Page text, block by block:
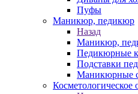
Пуфы
Маникюр, педикюр
Назад
Маникюр,
Педикюрные
Подставки
Маникюрные
Косметологическое